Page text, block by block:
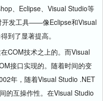
、Eclipse、Visual Studio等
开发工具——像Eclipse和Visual
到了显著提高。
COM技术之上的。而Visual
接口实现的。随着时间的变
年，随着Visual Studio .NET
的互操作性。在Visual Studio